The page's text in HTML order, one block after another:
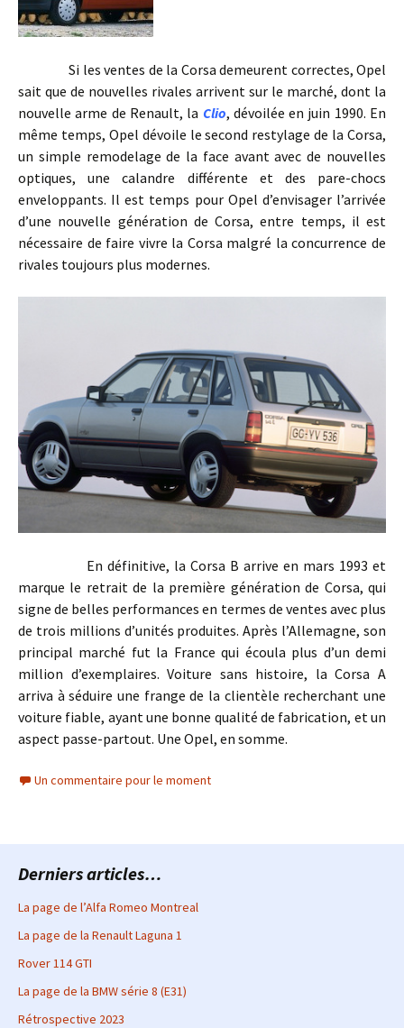
Si les ventes de la Corsa demeurent correctes, Opel
sait que de nouvelles rivales arrivent sur le marché, dont la
nouvelle arme de Renault, la Clio, dévoilée en juin 1990. En
même temps, Opel dévoile le second restylage de la Corsa,
un simple remodelage de la face avant avec de nouvelles
optiques, une calandre différente et des pare-chocs
enveloppants. Il est temps pour Opel d’envisager l’arrivée
d’une nouvelle génération de Corsa, entre temps, il est
nécessaire de faire vivre la Corsa malgré la concurrence de
rivales toujours plus modernes.
En définitive, la Corsa B arrive en mars 1993 et
marque le retrait de la première génération de Corsa, qui
signe de belles performances en termes de ventes avec plus
de trois millions d’unités produites. Après l’Allemagne, son
principal marché fut la France qui écoula plus d’un demi
million d’exemplaires. Voiture sans histoire, la Corsa A
arriva à séduire une frange de la clientèle recherchant une
voiture fiable, ayant une bonne qualité de fabrication, et un
aspect passe-partout. Une Opel, en somme.
Un commentaire pour le moment
Derniers articles…
La page de l’Alfa Romeo Montreal
La page de la Renault Laguna 1
Rover 114 GTI
La page de la BMW série 8 (E31)
Rétrospective 2023